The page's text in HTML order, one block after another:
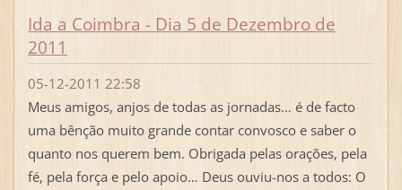
Ida a Coimbra - Dia 5 de Dezembro de
2011
05-12-2011 22:58
Meus amigos, anjos de todas as jornadas… é de facto
uma bênção muito grande contar convosco e saber o
quanto nos querem bem. Obrigada pelas orações, pela
fé, pela força e pelo apoio… Deus ouviu-nos a todos: O